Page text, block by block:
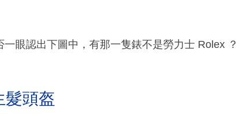
眼認出下圖中，有那一隻錶不是勞力士 Rolex ？
髮頭盔